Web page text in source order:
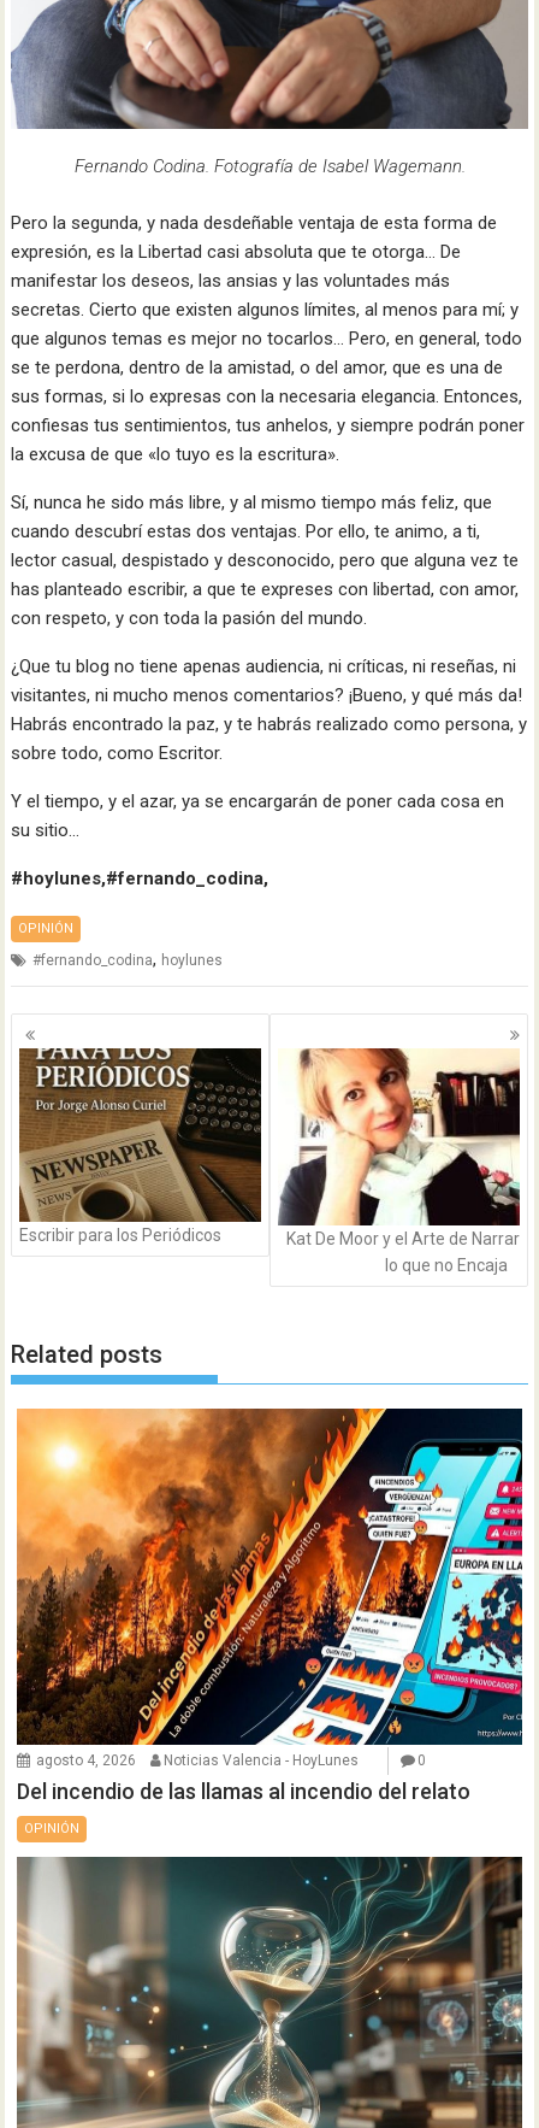
Fernando Codina. Fotografía de Isabel Wagemann.
Pero la segunda, y nada desdeñable ventaja de esta forma de
expresión, es la Libertad casi absoluta que te otorga… De
manifestar los deseos, las ansias y las voluntades más
secretas. Cierto que existen algunos límites, al menos para mí; y
que algunos temas es mejor no tocarlos… Pero, en general, todo
se te perdona, dentro de la amistad, o del amor, que es una de
sus formas, si lo expresas con la necesaria elegancia. Entonces,
confiesas tus sentimientos, tus anhelos, y siempre podrán poner
la excusa de que «lo tuyo es la escritura».
Sí, nunca he sido más libre, y al mismo tiempo más feliz, que
cuando descubrí estas dos ventajas. Por ello, te animo, a ti,
lector casual, despistado y desconocido, pero que alguna vez te
has planteado escribir, a que te expreses con libertad, con amor,
con respeto, y con toda la pasión del mundo.
¿Que tu blog no tiene apenas audiencia, ni críticas, ni reseñas, ni
visitantes, ni mucho menos comentarios? ¡Bueno, y qué más da!
Habrás encontrado la paz, y te habrás realizado como persona, y
sobre todo, como Escritor.
Y el tiempo, y el azar, ya se encargarán de poner cada cosa en
su sitio…
#hoylunes,#fernando_codina,
OPINIÓN
#fernando_codina, hoylunes
Navegación
de
entradas
Escribir para los Periódicos
Kat De Moor y el Arte de Narrar
lo que no Encaja
Related posts
agosto 4, 2026 Noticias Valencia - HoyLunes 0
Del incendio de las llamas al incendio del relato
OPINIÓN